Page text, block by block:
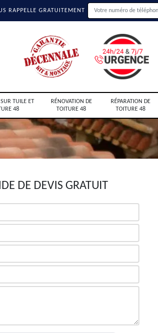
RAPPELLE GRATUITEMENT
TUILE ET
48
RÉNOVATION DE
TOITURE 48
RÉPARATION DE
TOITURE 48
DE DEVIS GRATUIT